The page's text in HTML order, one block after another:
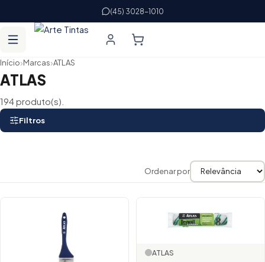
(45) 3028-1010
Início›Marcas›ATLAS
ATLAS
194 produto(s).
Filtros
Ordenar por
ATLAS